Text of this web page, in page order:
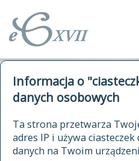
Informacja o
danych osobowych
Ta strona przetwarza
adres IP i używa
danych na Twoim
autorzy Słownika
historia
publikacje
źródła
kwerendy
jak cytować Słownik
JĘZYKA